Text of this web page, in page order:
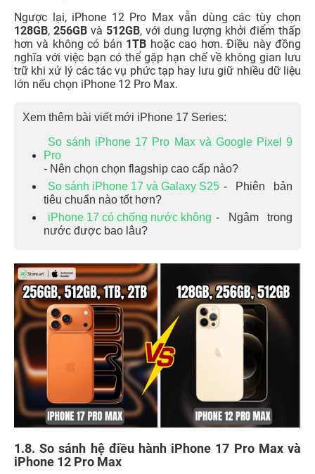
Ngược lại, iPhone 12 Pro Max vẫn dùng các tùy chọn
128GB, 256GB và 512GB, với dung lượng khởi điểm thấp
hơn và không có bản 1TB hoặc cao hơn. Điều này đồng
nghĩa với việc bạn có thể gặp hạn chế về không gian lưu
trữ khi xử lý các tác vụ phức tạp hay lưu giữ nhiều dữ liệu
lớn nếu chọn iPhone 12 Pro Max.
Xem thêm bài viết mới iPhone 17 Series:
So sánh iPhone 17 Pro Max và Google Pixel 9
Pro
- Nên chọn chọn flagship cao cấp nào?
So sánh iPhone 17 và Galaxy S25 - Phiên bản
tiêu chuẩn nào tốt hơn?
iPhone 17 có chống nước không - Ngâm trong
nước được bao lâu?
1.8. So sánh hệ điều hành iPhone 17 Pro Max và
iPhone 12 Pro Max